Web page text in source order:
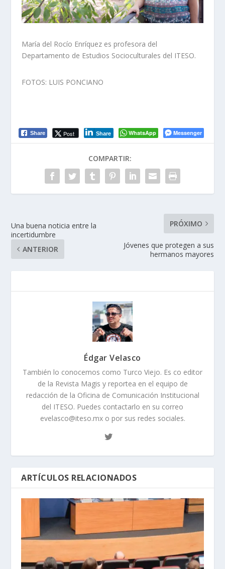
María del Rocío Enríquez es profesora del
Departamento de Estudios Socioculturales del ITESO.
FOTOS: LUIS PONCIANO
Share Post Share WhatsApp Messenger
COMPARTIR:
Una buena noticia entre la
incertidumbre
ANTERIOR
PRÓXIMO
Jóvenes que protegen a sus
hermanos mayores
Édgar Velasco
También lo conocemos como Turco Viejo. Es co editor
de la Revista Magis y reportea en el equipo de
redacción de la Oficina de Comunicación Institucional
del ITESO. Puedes contactarlo en su correo
evelasco@iteso.mx o por sus redes sociales.
ARTÍCULOS RELACIONADOS